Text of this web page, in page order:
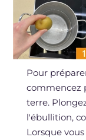
Pour
commencez
terre.
l'ébullition,
Lorsque